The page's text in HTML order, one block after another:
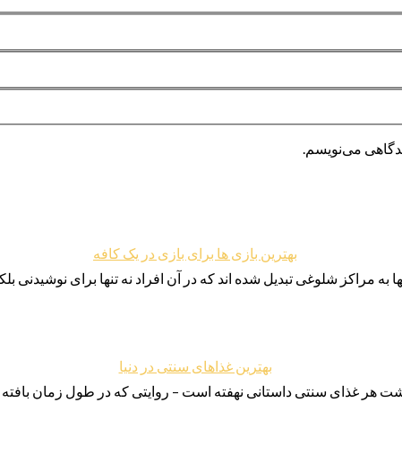
می‌نویسم.
بهترین بازی ها برای بازی در یک کافه
به مراکز شلوغی تبدیل شده اند که در آن افراد نه تنها برای
بهترین غذاهای سنتی در دنیا
هر غذای سنتی داستانی نهفته است – روایتی که در طول زمان